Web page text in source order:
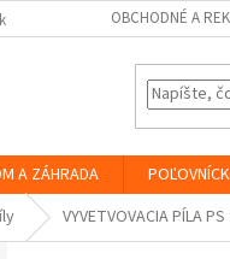
OBCHODNÉ A
A ZÁHRADA
VYVETVOVACIA PÍLA